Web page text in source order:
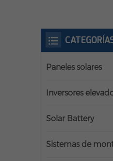
Paneles solares
Inversores
Solar Battery
Sistemas de